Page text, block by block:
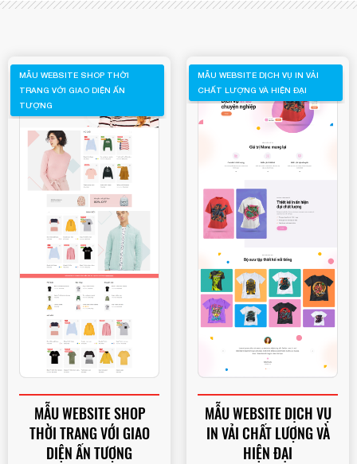
MẪU WEBSITE SHOP
THỜI TRANG VỚI GIAO
DIỆN ẤN TƯỢNG
MẪU WEBSITE SHOP THỜI
TRANG VỚI GIAO DIỆN ẤN
TƯỢNG
MẪU WEBSITE DỊCH VỤ
IN VẢI CHẤT LƯỢNG VÀ
HIỆN ĐẠI
MẪU WEBSITE DỊCH VỤ IN VẢI
CHẤT LƯỢNG VÀ HIỆN ĐẠI